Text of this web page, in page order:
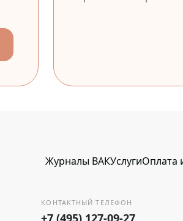
Журналы ВАКУслугиОплата
КОНТАКТНЫЙ ТЕЛЕФОН
+7 (495) 127-09-27